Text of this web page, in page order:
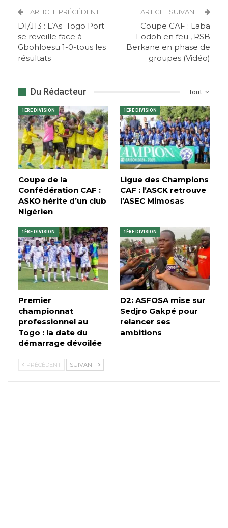
ARTICLE PRÉCÉDENT
D1/J13 : L’As Togo Port
se reveille face à
Gbohloesu 1-0-tous les
résultats
ARTICLE SUIVANT
Coupe CAF : Laba
Fodoh en feu , RSB
Berkane en phase de
groupes (Vidéo)
Tout
Du Rédacteur
1ÈRE DIVISION
Coupe de la
Confédération CAF :
ASKO hérite d’un club
Nigérien
1ÈRE DIVISION
Ligue des Champions
CAF : l’ASCK retrouve
l’ASEC Mimosas
1ÈRE DIVISION
Premier
championnat
professionnel au
Togo : la date du
démarrage dévoilée
1ÈRE DIVISION
D2: ASFOSA mise sur
Sedjro Gakpé pour
relancer ses
ambitions
PRÉCÉDENT SUIVANT